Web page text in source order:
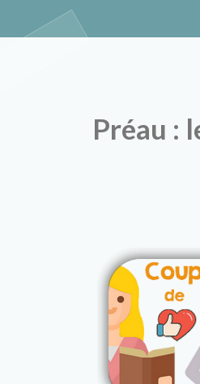
Préau :